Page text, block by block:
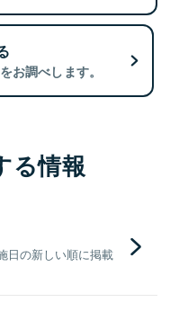
お調べします。
る情報
日の新しい順に掲載